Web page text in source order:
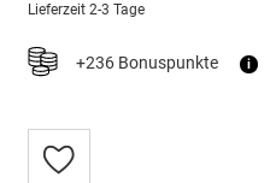
Lieferzeit 2-3 Tage
+236 Bonuspunkte i
Zur